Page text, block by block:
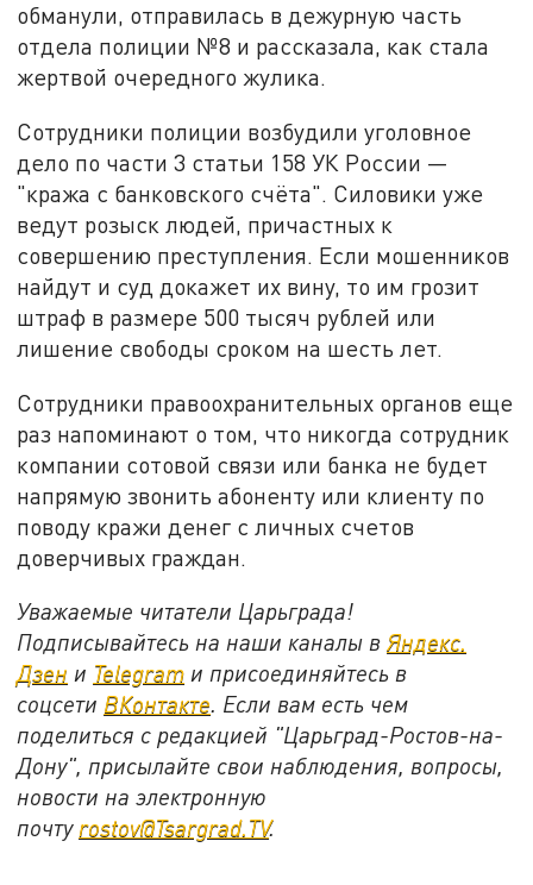
обманули, отправилась в дежурную часть
отдела полиции №8 и рассказала, как стала
жертвой очередного жулика.
Сотрудники полиции возбудили уголовное
дело по части 3 статьи 158 УК России —
"кража с банковского счёта". Силовики уже
ведут розыск людей, причастных к
совершению преступления. Если мошенников
найдут и суд докажет их вину, то им грозит
штраф в размере 500 тысяч рублей или
лишение свободы сроком на шесть лет.
Сотрудники правоохранительных органов еще
раз напоминают о том, что никогда сотрудник
компании сотовой связи или банка не будет
напрямую звонить абоненту или клиенту по
поводу кражи денег с личных счетов
доверчивых граждан.
Уважаемые читатели Царьграда!
Подписывайтесь на наши каналы вЯндекс.
Дзен и Telegram и присоединяйтесь в
соцсети ВКонтакте. Если вам есть чем
поделиться с редакцией "Царьград-Ростов-на-
Дону", присылайте свои наблюдения, вопросы,
новости на электронную
почту rostov@Tsargrad.ТV.